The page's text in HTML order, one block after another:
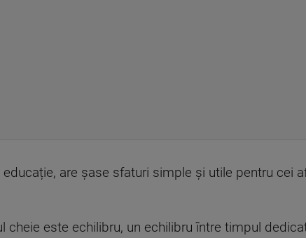
educație, are șase sfaturi simple și utile pentru cei
cheie este echilibru, un echilibru între timpul